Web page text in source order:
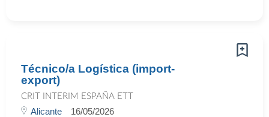
Técnico/a Logística (import-
export)
CRIT INTERIM ESPAÑA ETT
Alicante 16/05/2026